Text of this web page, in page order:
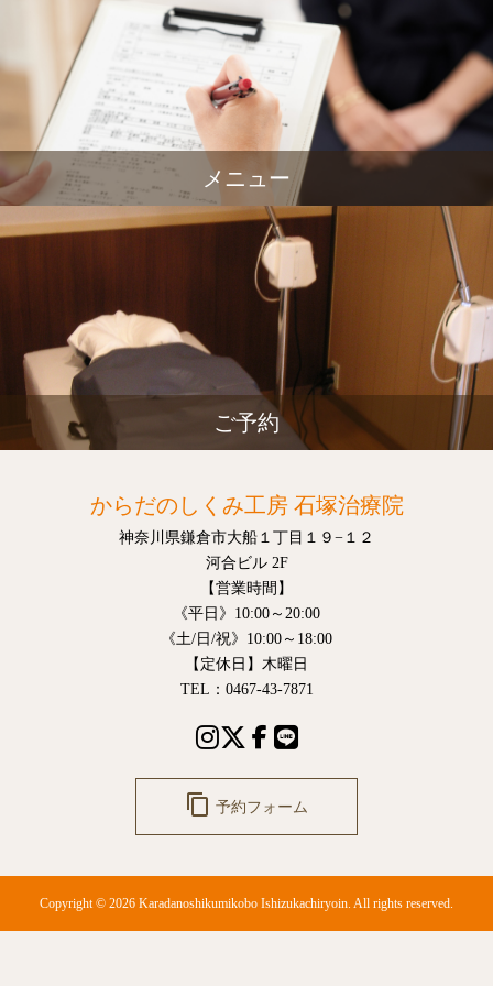
メニュー
ご予約
からだのしくみ工房 石塚治療院
神奈川県鎌倉市大船１丁目１９−１２
河合ビル 2F
【営業時間】
《平日》10:00～20:00
《土/日/祝》10:00～18:00
【定休日】木曜日
TEL：0467-43-7871
content_copy 予約フォーム
Copyright © 2026 Karadanoshikumikobo Ishizukachiryoin. All rights reserved.